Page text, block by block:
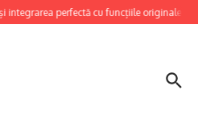
integrarea perfectă cu funcțiile originale ale